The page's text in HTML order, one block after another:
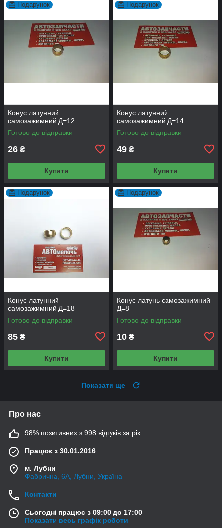
Подарунок
Конус латунний
самозажимний Д=12
Готово до відправки
26 ₴
Купити
Подарунок
Конус латунний
самозажимний Д=14
Готово до відправки
49 ₴
Купити
Подарунок
Конус латунний
самозажимний Д=18
Готово до відправки
85 ₴
Купити
Подарунок
Конус латунь самозажимний
Д=8
Готово до відправки
10 ₴
Купити
Показати ще
Про нас
98% позитивних з 998 відгуків за рік
Працює з 30.01.2016
м. Лубни
Фабрична, 6А, Лубни, Україна
Контакти
Сьогодні працює з 09:00 до 17:00
Показати весь графік роботи